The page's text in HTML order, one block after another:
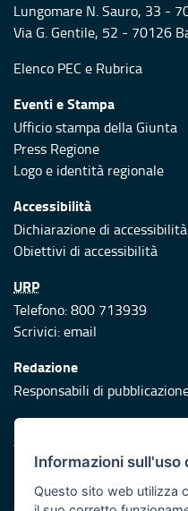
Lungomare N. Sauro, 33 -
Via G. Gentile, 52 - 70126
Elenco PEC e Rubrica
Eventi e Stampa
Ufficio stampa della Giunta
Press Regione
Logo e identità regionale
Accessibilità
Dichiarazione di accessibilità
Obiettivi di accessibilità
URP
Telefono: 800 713939
Scrivici:email
Redazione
Responsabili di
Protezione civile
Vai al sito di Protezione
Iniziativa finanziata con
Asse XI
Informazioni sull'uso
Questo sito web utilizza